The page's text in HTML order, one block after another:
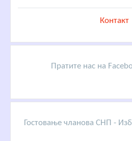
Контакт
Пратите нас на
Гостовање чланова СНП -